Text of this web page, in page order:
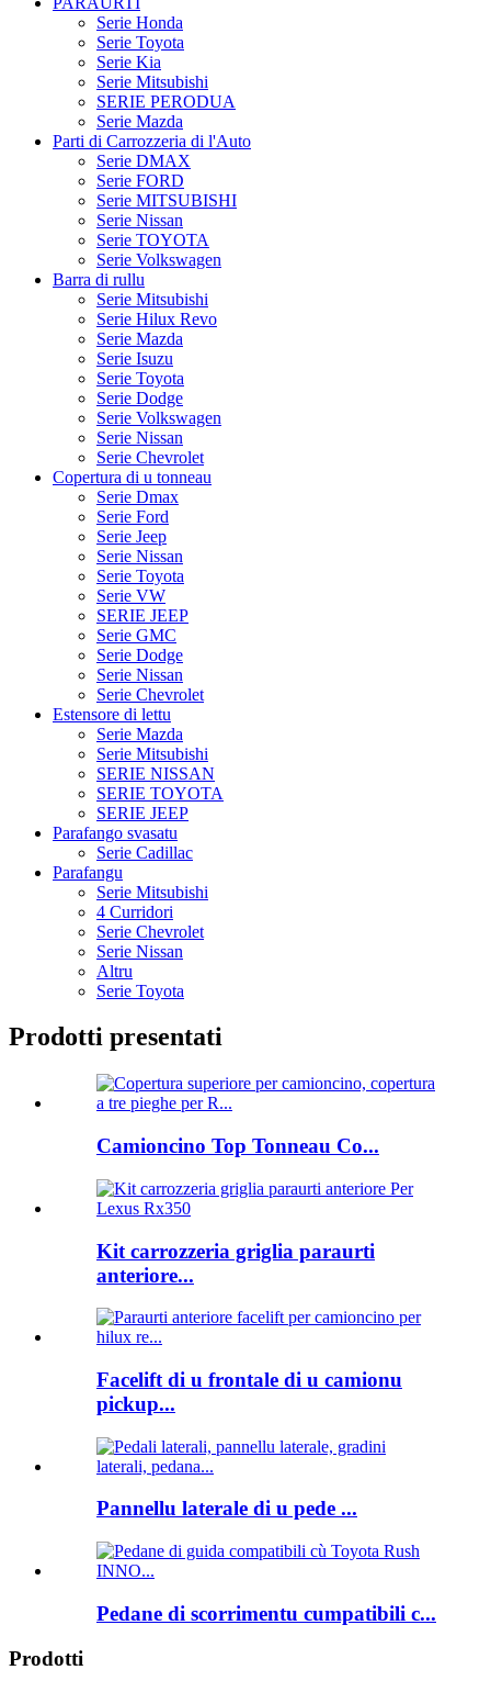
Serie Honda
Serie Toyota
Serie Kia
Serie Mitsubishi
SERIE PERODUA
Serie Mazda
Parti di Carrozzeria di l'Auto
Serie DMAX
Serie FORD
Serie MITSUBISHI
Serie Nissan
Serie TOYOTA
Serie Volkswagen
Barra di rullu
Serie Mitsubishi
Serie Hilux Revo
Serie Mazda
Serie Isuzu
Serie Toyota
Serie Dodge
Serie Volkswagen
Serie Nissan
Serie Chevrolet
Copertura di u tonneau
Serie Dmax
Serie Ford
Serie Jeep
Serie Nissan
Serie Toyota
Serie VW
SERIE JEEP
Serie GMC
Serie Dodge
Serie Nissan
Serie Chevrolet
Estensore di lettu
Serie Mazda
Serie Mitsubishi
SERIE NISSAN
SERIE TOYOTA
SERIE JEEP
Parafango svasatu
Serie Cadillac
Parafangu
Serie Mitsubishi
4 Curridori
Serie Chevrolet
Serie Nissan
Altru
Serie Toyota
Prodotti presentati
Camioncino Top Tonneau Co...
Kit carrozzeria griglia paraurti
anteriore...
Facelift di u frontale di u camionu
pickup...
Pannellu laterale di u pede ...
Pedane di scorrimentu cumpatibili c...
Prodotti